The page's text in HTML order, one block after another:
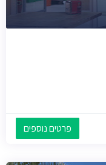
פרטים נוספים